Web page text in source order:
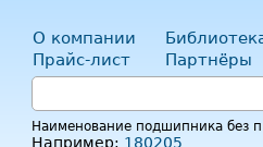
О компании
Прайс-лист
Партнёры
Наименование подшипника без
Например: 180205